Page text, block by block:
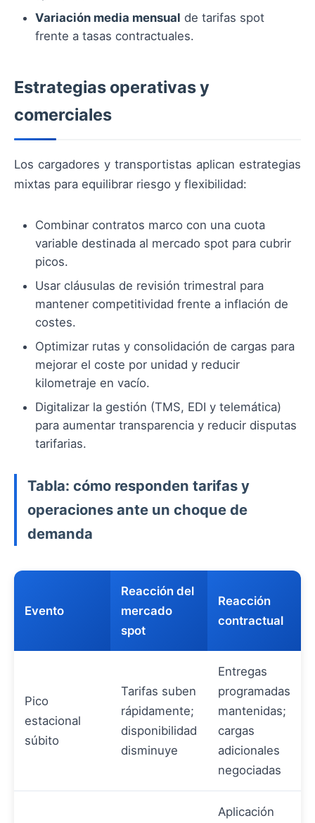
Variación media mensual de tarifas spot
frente a tasas contractuales.
Estrategias operativas y
comerciales
Los cargadores y transportistas aplican estrategias
mixtas para equilibrar riesgo y flexibilidad:
Combinar contratos marco con una cuota
variable destinada al mercado spot para cubrir
picos.
Usar cláusulas de revisión trimestral para
mantener competitividad frente a inflación de
costes.
Optimizar rutas y consolidación de cargas para
mejorar el coste por unidad y reducir
kilometraje en vacío.
Digitalizar la gestión (TMS, EDI y telemática)
para aumentar transparencia y reducir disputas
tarifarias.
Tabla: cómo responden tarifas y
operaciones ante un choque de
demanda
Evento
Reacción del
mercado
spot
Reacción
contractual
Pico
estacional
súbito
Tarifas suben
rápidamente;
disponibilidad
disminuye
Entregas
programadas
mantenidas;
cargas
adicionales
negociadas
Aplicación